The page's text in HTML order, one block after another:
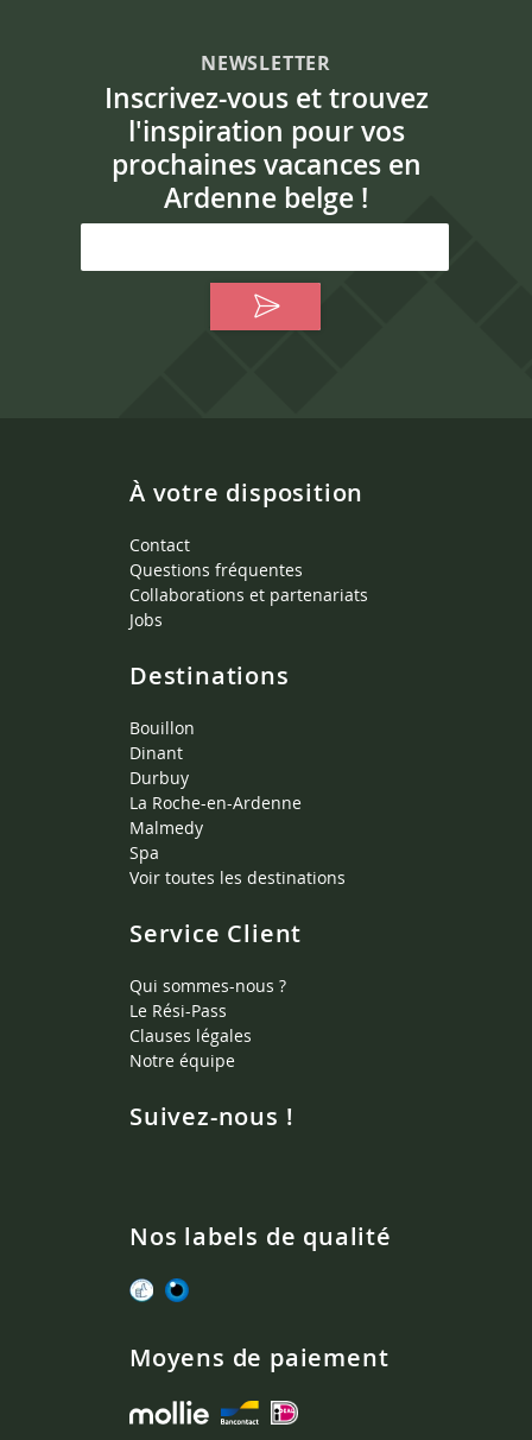
NEWSLETTER
Inscrivez-vous et trouvez
l'inspiration pour vos
prochaines vacances en
Ardenne belge !
À votre disposition
Contact
Questions fréquentes
Collaborations et partenariats
Jobs
Destinations
Bouillon
Dinant
Durbuy
La Roche-en-Ardenne
Malmedy
Spa
Voir toutes les destinations
Service Client
Qui sommes-nous ?
Le Rési-Pass
Clauses légales
Notre équipe
Suivez-nous !
Nos labels de qualité
Moyens de paiement